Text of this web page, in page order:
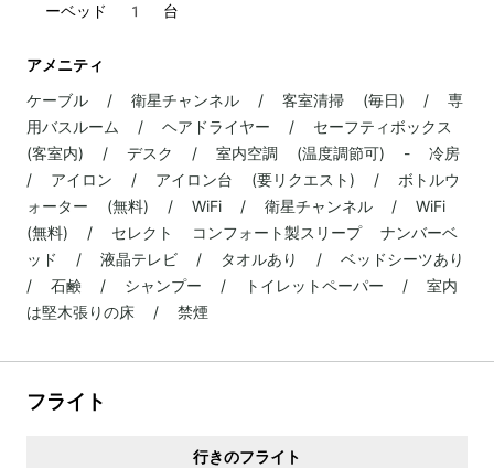
ーベッド 1 台
アメニティ
ケーブル / 衛星チャンネル / 客室清掃 (毎日) / 専
用バスルーム / ヘアドライヤー / セーフティボックス
(客室内) / デスク / 室内空調 (温度調節可) - 冷房
/ アイロン / アイロン台 (要リクエスト) / ボトルウ
ォーター (無料) / WiFi / 衛星チャンネル / WiFi
(無料) / セレクト コンフォート製スリープ ナンバーベ
ッド / 液晶テレビ / タオルあり / ベッドシーツあり
/ 石鹸 / シャンプー / トイレットペーパー / 室内
は堅木張りの床 / 禁煙
フライト
行きのフライト